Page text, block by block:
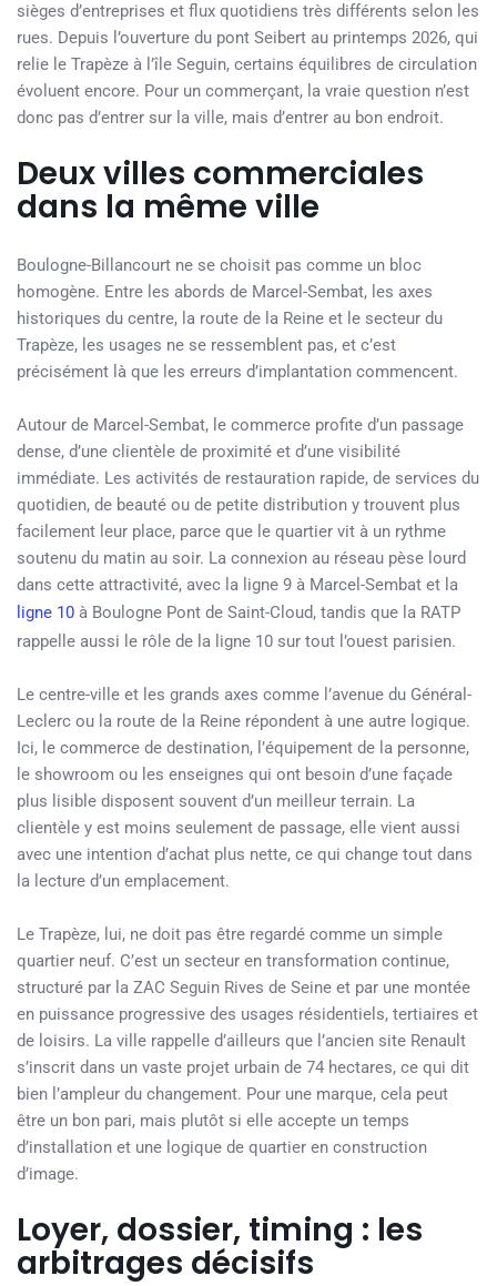
sièges d’entreprises et flux quotidiens très différents selon les
rues. Depuis l’ouverture du pont Seibert au printemps 2026, qui
relie le Trapèze à l’île Seguin, certains équilibres de circulation
évoluent encore. Pour un commerçant, la vraie question n’est
donc pas d’entrer sur la ville, mais d’entrer au bon endroit.
Deux villes commerciales
dans la même ville
Boulogne-Billancourt ne se choisit pas comme un bloc
homogène. Entre les abords de Marcel-Sembat, les axes
historiques du centre, la route de la Reine et le secteur du
Trapèze, les usages ne se ressemblent pas, et c’est
précisément là que les erreurs d’implantation commencent.
Autour de Marcel-Sembat, le commerce profite d’un passage
dense, d’une clientèle de proximité et d’une visibilité
immédiate. Les activités de restauration rapide, de services du
quotidien, de beauté ou de petite distribution y trouvent plus
facilement leur place, parce que le quartier vit à un rythme
soutenu du matin au soir. La connexion au réseau pèse lourd
dans cette attractivité, avec la ligne 9 à Marcel-Sembat et la
ligne 10 à Boulogne Pont de Saint-Cloud, tandis que la RATP
rappelle aussi le rôle de la ligne 10 sur tout l’ouest parisien.
Le centre-ville et les grands axes comme l’avenue du Général-
Leclerc ou la route de la Reine répondent à une autre logique.
Ici, le commerce de destination, l’équipement de la personne,
le showroom ou les enseignes qui ont besoin d’une façade
plus lisible disposent souvent d’un meilleur terrain. La
clientèle y est moins seulement de passage, elle vient aussi
avec une intention d’achat plus nette, ce qui change tout dans
la lecture d’un emplacement.
Le Trapèze, lui, ne doit pas être regardé comme un simple
quartier neuf. C’est un secteur en transformation continue,
structuré par la ZAC Seguin Rives de Seine et par une montée
en puissance progressive des usages résidentiels, tertiaires et
de loisirs. La ville rappelle d’ailleurs que l’ancien site Renault
s’inscrit dans un vaste projet urbain de 74 hectares, ce qui dit
bien l’ampleur du changement. Pour une marque, cela peut
être un bon pari, mais plutôt si elle accepte un temps
d’installation et une logique de quartier en construction
d’image.
Loyer, dossier, timing : les
arbitrages décisifs